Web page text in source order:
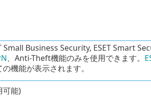
Small Business Security, ESET Smart
、Anti-Theft機能のみを使用できます。
機能が表示されます。
可能)